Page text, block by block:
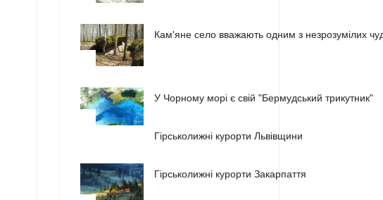
Кам'яне село вважають одним з незрозумілих
У Чорному морі є свій "Бермудський трикутник"
Гірськолижні курорти Львівщини
Гірськолижні курорти Закарпаття